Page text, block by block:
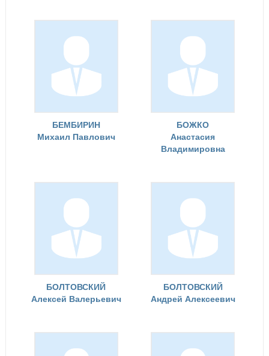
БЕМБИРИН
Михаил Павлович
БОЖКО
Анастасия
Владимировна
БОЛТОВСКИЙ
Алексей Валерьевич
БОЛТОВСКИЙ
Андрей Алексеевич